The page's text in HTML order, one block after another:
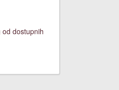
dostupnih